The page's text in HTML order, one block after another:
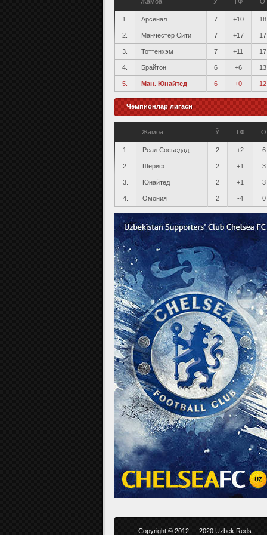
1. Арсенал 7 +10 18
2. Манчестер Сити 7 +17 17
3. Тоттенхэм 7 +11 17
4. Брайтон 6 +6 13
5. Ман. Юнайтед 6 +0 12
Чемпионлар лигаси
Жамоа Ў ТФ О
1. Реал Сосьедад 2 +2 6
2. Шериф 2 +1 3
3. Юнайтед 2 +1 3
4. Омония 2 -4 0
Copyright © 2012 — 2020 Uzbek Reds